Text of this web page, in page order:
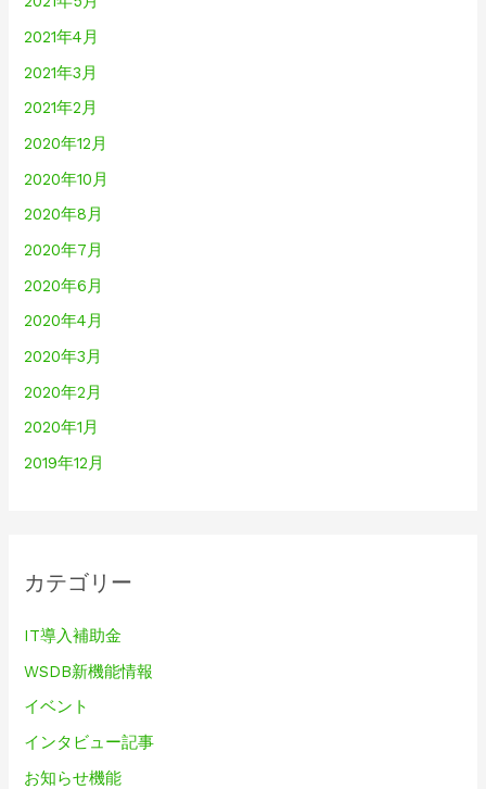
2021年4月
2021年3月
2021年2月
2020年12月
2020年10月
2020年8月
2020年7月
2020年6月
2020年4月
2020年3月
2020年2月
2020年1月
2019年12月
カテゴリー
IT導入補助金
WSDB新機能情報
イベント
インタビュー記事
お知らせ機能